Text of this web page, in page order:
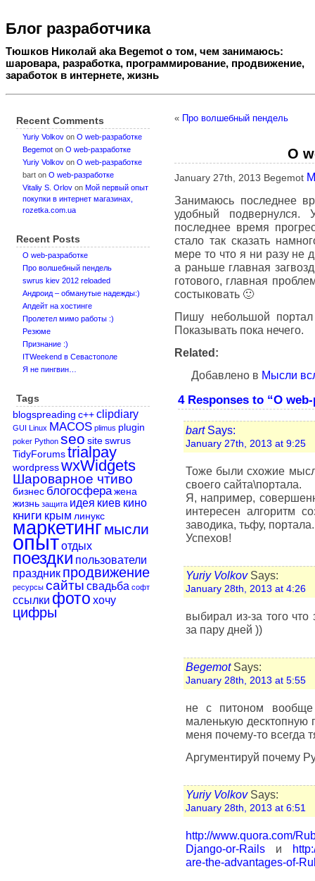
Блог разработчика
Тюшков Николай aka Begemot о том, чем занимаюсь:
шаровара, разработка, программирование, продвижение,
заработок в интернете, жизнь
Recent Comments
Yuriy Volkov on О web-разработке
Begemot on О web-разработке
Yuriy Volkov on О web-разработке
bart on О web-разработке
Vitaliy S. Orlov on Мой первый опыт
покупки в интернет магазинах,
rozetka.com.ua
Recent Posts
О web-разработке
Про волшебный пендель
swrus kiev 2012 reloaded
Андроид – обманутые надежды:)
Апдейт на хостинге
Пролетел мимо работы :)
Резюме
Признание :)
ITWeekend в Севастополе
Я не пингвин…
Tags
blogspreading c++ clipdiary
GUI Linux MACOS plimus plugin
poker Python seo site swrus
TidyForums trialpay
wordpress wxWidgets
Шароварное чтиво
бизнес блогосфера жена
жизнь защита идея киев кино
книги крым линукс
маркетинг мысли
опытотдых
поездки пользователи
праздник продвижение
ресурсы сайты свадьба софт
ссылки фото хочу
цифры
« Про волшебный пендель
О
January 27th, 2013 Begemot
Занимаюсь последнее
удобный подвернулся.
последнее время
стало так сказать
мере то что я ни разу не
а раньше главная
готового, главная
состыковать 🙂
Пишу небольшой
Показывать пока нечего.
Related:
Добавлено в Мысли
4 Responses to “О web-
bartSays:
January 27th, 2013 at 9:25
Тоже были схожие
своего сайта\портала.
Я, например,
интересен алгоритм
заводика, тьфу, портала.
Успехов!
Yuriy VolkovSays:
January 28th, 2013 at 4:26
выбирал из-за того
за пару дней ))
BegemotSays:
January 28th, 2013 at 5:55
не с питоном
маленькую десктопную
меня почему-то всегда
Аргументируй почему
Yuriy VolkovSays:
January 28th, 2013 at 6:51
http://www.quora.com/
Django-or-Rails и
are-the-advantages-of-